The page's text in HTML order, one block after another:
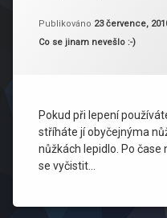
Publikováno 23 července,
Kategorie:
Co se jinam nevešlo :-)
Pokud při lepení
stříháte jí obyčejnýma
nůžkách lepidlo. Po
se vyčistit…